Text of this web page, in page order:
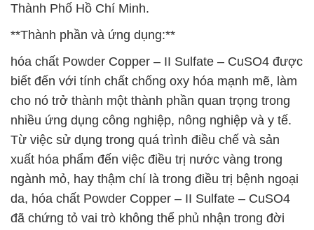
Thành Phố Hồ Chí Minh.
**Thành phần và ứng dụng:**
hóa chất Powder Copper – II Sulfate – CuSO4 được
biết đến với tính chất chống oxy hóa mạnh mẽ, làm
cho nó trở thành một thành phần quan trọng trong
nhiều ứng dụng công nghiệp, nông nghiệp và y tế.
Từ việc sử dụng trong quá trình điều chế và sản
xuất hóa phẩm đến việc điều trị nước vàng trong
ngành mỏ, hay thậm chí là trong điều trị bệnh ngoại
da, hóa chất Powder Copper – II Sulfate – CuSO4
đã chứng tỏ vai trò không thể phủ nhận trong đời